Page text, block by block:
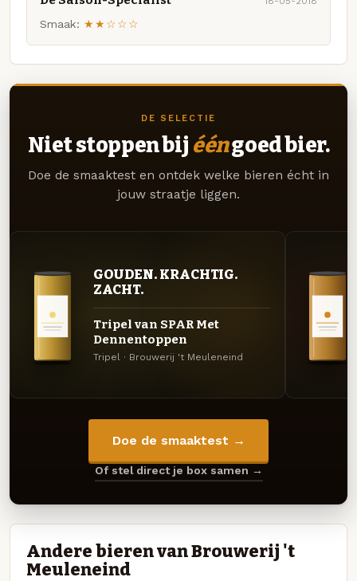
Smaak: ★★☆☆☆
DE SELECTIE
Niet stoppen bij ééngoed bier.
Doe de smaaktest en ontdek welke bieren écht in
jouw straatje liggen.
GOUDEN. KRACHTIG.
ZACHT.
Tripel van SPAR Met
Dennentoppen
Tripel · Brouwerij 't Meuleneind
Doe de smaaktest →
Of stel direct je box samen →
Andere bieren van Brouwerij 't
Meuleneind